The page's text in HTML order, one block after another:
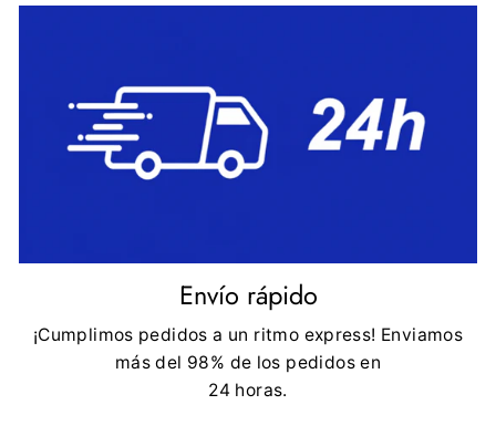
Envío rápido
¡Cumplimos pedidos a un ritmo express! Enviamos
más del 98% de los pedidos en
24 horas.